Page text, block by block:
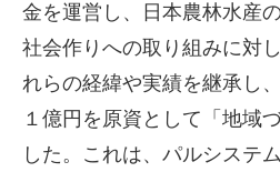
金を運営し、日本農林水産
社会作りへの取り組みに対
れらの経緯や実績を継承し
１億円を原資として「地域
した。これは、パルシステ